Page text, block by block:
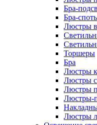
Бра-
Бра-
Люстры
Торшеры
Бра
Люстры
Люстры
Люстры
Люстры-
Люстры